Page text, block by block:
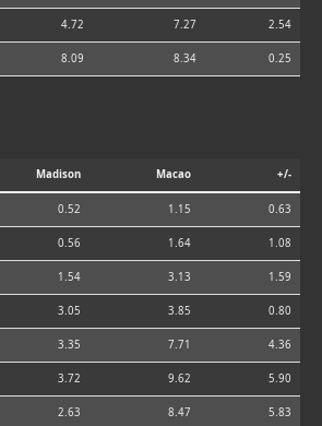
4.72 7.27 2.54
8.09 8.34 0.25
Madison Macao +/-
0.52 1.15 0.63
0.56 1.64 1.08
1.54 3.13 1.59
3.05 3.85 0.80
3.35 7.71 4.36
3.72 9.62 5.90
2.63 8.47 5.83